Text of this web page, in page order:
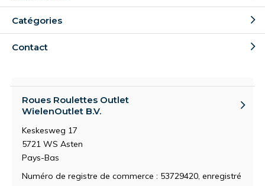
Catégories
Contact
Roues Roulettes Outlet
WielenOutlet B.V.
Keskesweg 17
5721 WS Asten
Pays-Bas
Numéro de registre de commerce : 53729420, enregistré